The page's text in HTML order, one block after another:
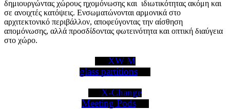
δημιουργώντας χώρους ηχομόνωσης και ιδιωτικότητας ακόμη και
σε ανοιχτές κατόψεις. Ενσωματώνονται αρμονικά στο
αρχιτεκτονικό περιβάλλον, αποφεύγοντας την αίσθηση
απομόνωσης, αλλά προσδίδοντας φωτεινότητα και οπτική διαύγεια
στο χώρο.
XW M
glass partitions
X-Change
Meeting Pods